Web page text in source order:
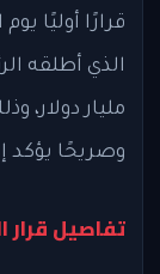
قرارًا أوليًا
مليار دولار،
وصريحًا يؤكد
تفاصيل قرار